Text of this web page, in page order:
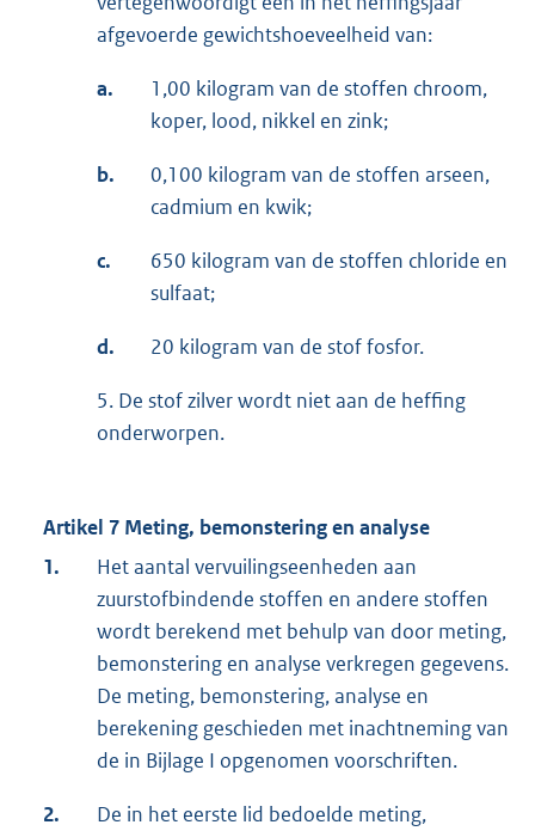
afgevoerde gewichtshoeveelheid van:
a.
1,00 kilogram van de stoffen chroom,
koper, lood, nikkel en zink;
b.
0,100 kilogram van de stoffen arseen,
cadmium en kwik;
c.
650 kilogram van de stoffen chloride en
sulfaat;
d. 20 kilogram van de stof fosfor.
5. De stof zilver wordt niet aan de heffing
onderworpen.
Artikel 7 Meting, bemonstering en analyse
1.
Het aantal vervuilingseenheden aan
zuurstofbindende stoffen en andere stoffen
wordt berekend met behulp van door meting,
bemonstering en analyse verkregen gegevens.
De meting, bemonstering, analyse en
berekening geschieden met inachtneming van
de in Bijlage I opgenomen voorschriften.
2.
De in het eerste lid bedoelde meting,